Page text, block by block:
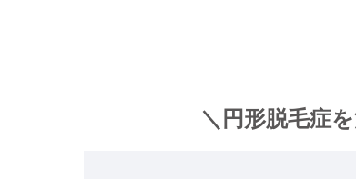
＼円形脱毛症